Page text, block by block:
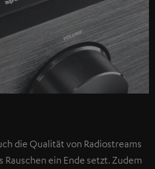
die Qualität von Radiostreams
ein Ende setzt. Zudem